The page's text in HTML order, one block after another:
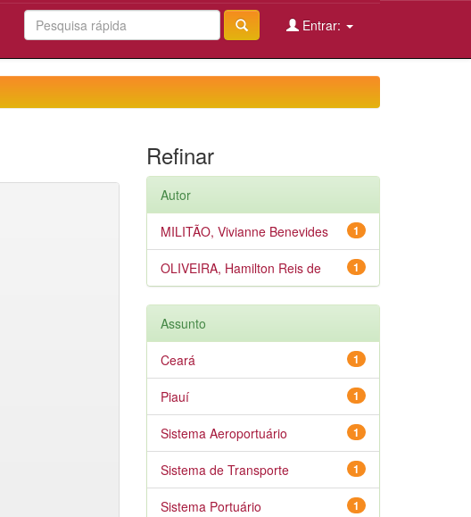
Entrar:
Refinar
Autor
1
MILITÃO, Vivianne Benevides
1
OLIVEIRA, Hamilton Reis de
Assunto
1
Ceará
1
Piauí
1
Sistema Aeroportuário
1
Sistema de Transporte
1
Sistema Portuário